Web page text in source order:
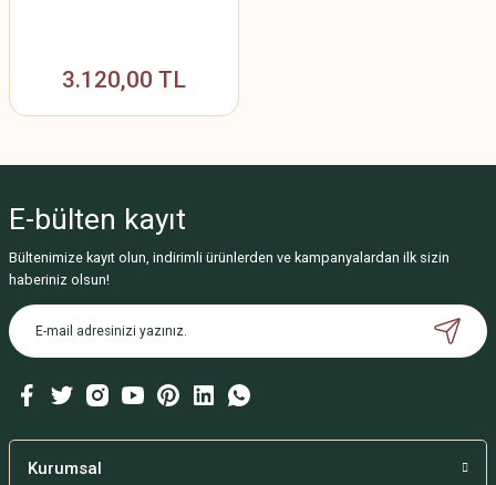
3.120,00 TL
E-bülten kayıt
Bültenimize kayıt olun, indirimli ürünlerden ve kampanyalardan ilk sizin
haberiniz olsun!
Kurumsal